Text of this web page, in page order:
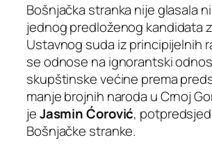
Bošnjačka stranka nije glasala
jednog predloženog kandidata
Ustavnog suda iz principijelnih
se odnose na ignorantski
skupštinske većine prema
manje brojnih naroda u Crnoj
jeJasmin Ćorović,
Bošnjačke stranke.